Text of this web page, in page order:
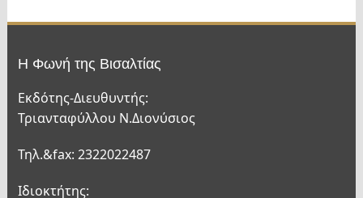
Η Φωνή της Βισαλτίας
Εκδότης-Διευθυντής:
Τριανταφύλλου Ν.Διονύσιος
Τηλ.&fax: 2322022487
Ιδιοκτήτης: